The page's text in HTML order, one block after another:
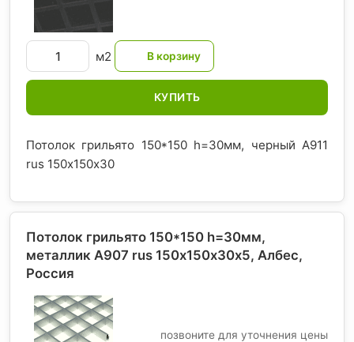
м2
КУПИТЬ
Потолок грильято 150*150 h=30мм, черный A911
rus 150х150х30
Потолок грильято 150*150 h=30мм,
металлик А907 rus 150х150х30х5, Албес,
Россия
позвоните для уточнения цены